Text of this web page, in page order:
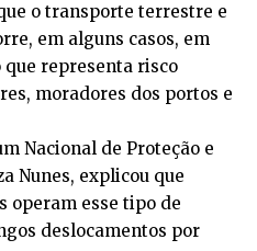
o transporte terrestre e
em alguns casos, em
que representa risco
moradores dos portos e
Nacional de Proteção e
Nunes, explicou que
operam esse tipo de
deslocamentos por